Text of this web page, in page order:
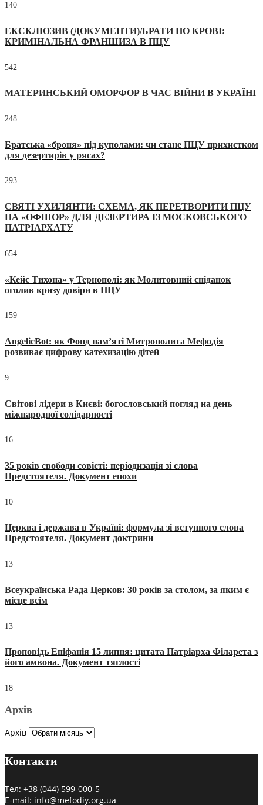
140
ЕКСКЛЮЗИВ (ДОКУМЕНТИ)/БРАТИ ПО КРОВІ:
КРИМІНАЛЬНА ФРАНШИЗА В ПЦУ
542
МАТЕРИНСЬКИЙ ОМОРФОР В ЧАС ВІЙНИ В УКРАЇНІ
248
Братська «броня» під куполами: чи стане ПЦУ прихистком
для дезертирів у рясах?
293
СВЯТІ УХИЛЯНТИ: СХЕМА, ЯК ПЕРЕТВОРИТИ ПЦУ
НА «ОФШОР» ДЛЯ ДЕЗЕРТИРА ІЗ МОСКОВСЬКОГО
ПАТРІАРХАТУ
654
«Кейс Тихона» у Тернополі: як Молитовний сніданок
оголив кризу довіри в ПЦУ
159
AngelicBot: як Фонд пам’яті Митрополита Мефодія
розвиває цифрову катехизацію дітей
9
Світові лідери в Києві: богословський погляд на день
міжнародної солідарності
16
35 років свободи совісті: періодизація зі слова
Предстоятеля. Документ епохи
10
Церква і держава в Україні: формула зі вступного слова
Предстоятеля. Документ доктрини
13
Всеукраїнська Рада Церков: 30 років за столом, за яким є
місце всім
13
Проповідь Епіфанія 15 липня: цитата Патріарха Філарета з
його амвона. Документ тяглості
18
Архів
Архів
Контакти
Тел: +38 (044) 599-000-5
E-mail: info@mefodiy.org.ua